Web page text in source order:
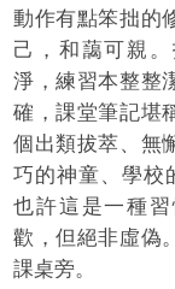
動作有點笨拙的
己，和藹可親
淨，練習本整整
確，課堂筆記堪
個出類拔萃、無
巧的神童、學
也許這是一種
歡，但絕非虛偽
課桌旁。